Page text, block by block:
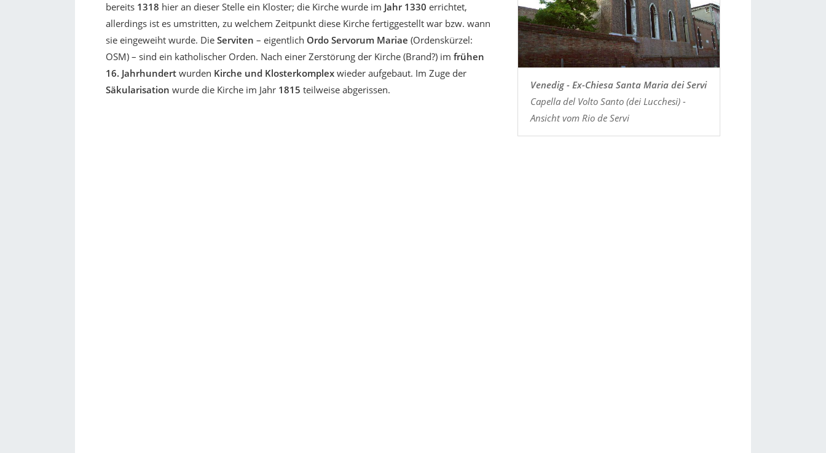
Venedig - Ex-Chiesa Santa Maria dei Servi
Capella del Volto Santo (dei Lucchesi) -
Ansicht vom Rio de Servi
bereits 1318 hier an dieser Stelle ein Kloster; die Kirche wurde im Jahr 1330 errichtet,
allerdings ist es umstritten, zu welchem Zeitpunkt diese Kirche fertiggestellt war bzw. wann
sie eingeweiht wurde. Die Serviten – eigentlich Ordo Servorum Mariae (Ordenskürzel:
OSM) – sind ein katholischer Orden. Nach einer Zerstörung der Kirche (Brand?) im frühen
16. Jahrhundert wurden Kirche und Klosterkomplex wieder aufgebaut. Im Zuge der
Säkularisation wurde die Kirche im Jahr 1815 teilweise abgerissen.